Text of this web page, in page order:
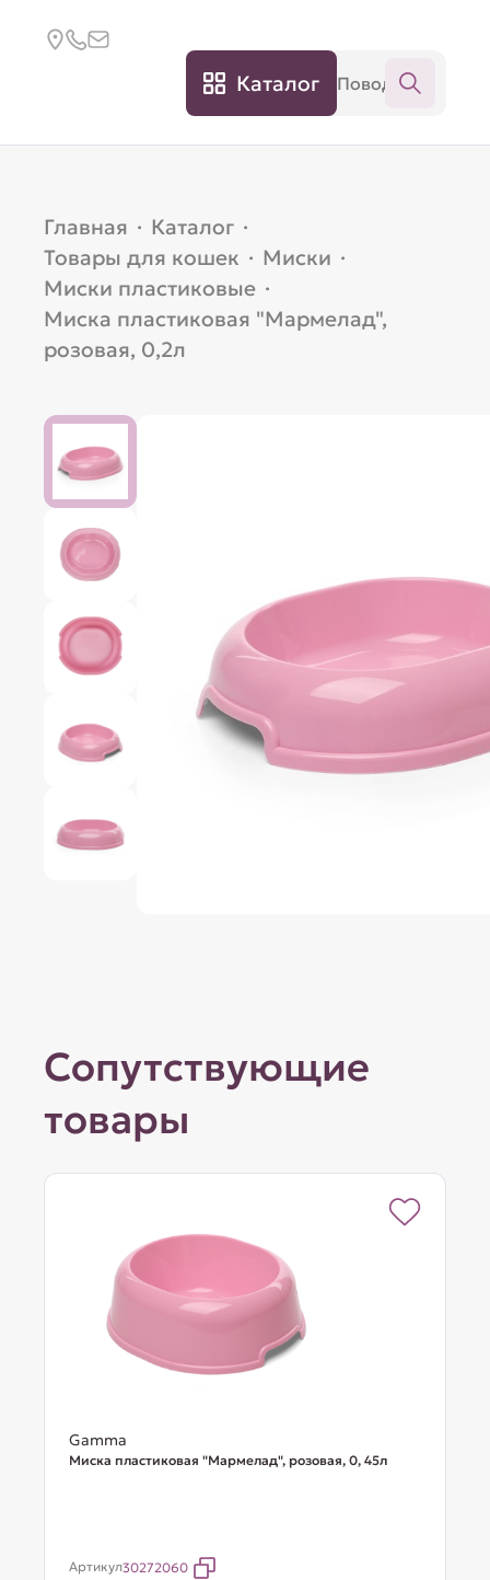
Каталог
Главная · Каталог ·
Товары для кошек · Миски ·
Миски пластиковые ·
Миска пластиковая "Мармелад",
розовая, 0,2л
Сопутствующие
товары
Gamma
Миска пластиковая "Мармелад", розовая, 0, 45л
Артикул30272060